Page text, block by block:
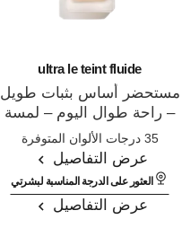
ultra le teint fluide
مستحضر أساس بثبات طويل
– راحة طوال اليوم – لمسة
نهائية لا تشوبها شائبةالمرجع 146314
35 درجات الألوان المتوفرة
عرض التفاصيل
العثور على الدرجة المناسبة لبشرتي
عرض التفاصيل